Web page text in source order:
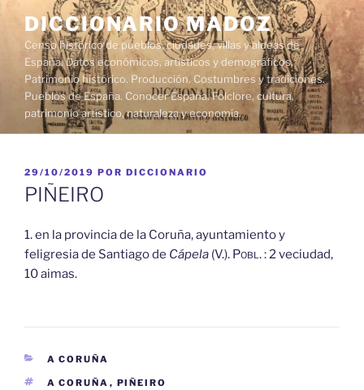
contenido
DICCIONARIO MADOZ
Censo histórico de pueblos, ciudades, villas y aldeas de
España. Datos económicos, artísticos y demográficos.
Patrimonio histórico. Producción. Costumbres y tradiciones.
Pueblos de España. Conocer España. Folclore, cultura,
patrimonio artístico, naturaleza y economía.
PUBLICADO
EL
29/10/2019 POR DICCIONARIO
PIÑEIRO
1. en la provincia de la Coruña, ayuntamiento y
feligresia de Santiago de Cápela (V.). Pobl.: 2 veciudad,
10 aimas.
CATEGORÍAS
A CORUÑA
ETIQUETAS
A CORUÑA , PIÑEIRO